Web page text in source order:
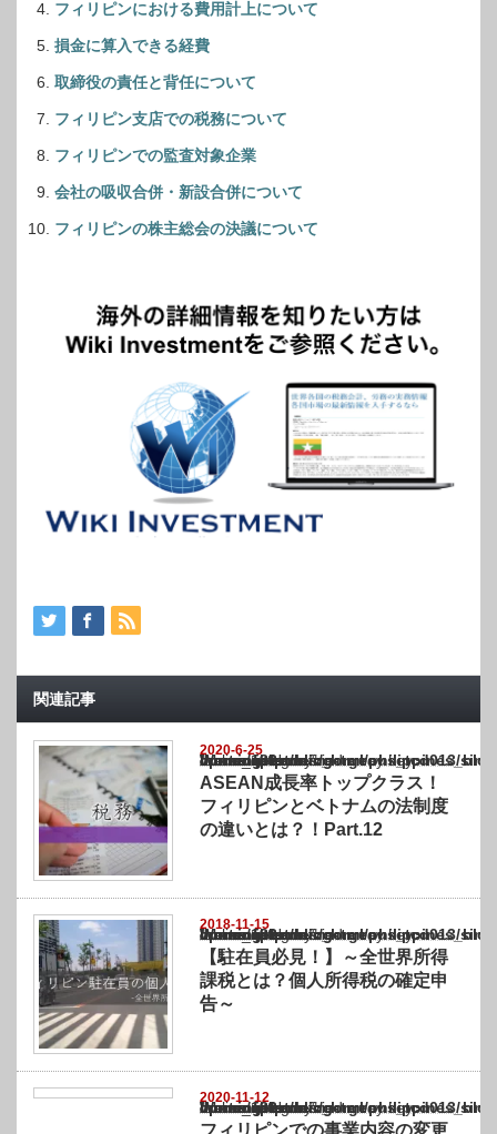
フィリピンにおける費用計上について
損金に算入できる経費
取締役の責任と背任について
フィリピン支店での税務について
フィリピンでの監査対象企業
会社の吸収合併・新設合併について
フィリピンの株主総会の決議について
関連記事
2020-6-25
Warning
: Undefined array key "show_category" in
/home/netst/kuno-cpa.co.jp/public_html/philippines_blog/wp-content/themes/
on line183
ASEAN成長率トップクラス！
フィリピンとベトナムの法制度
の違いとは？！Part.12
2018-11-15
Warning
: Undefined array key "show_category" in
/home/netst/kuno-cpa.co.jp/public_html/philippines_blog/wp-content/themes/
on line183
【駐在員必見！】～全世界所得
課税とは？個人所得税の確定申
告～
2020-11-12
Warning
: Undefined array key "show_category" in
/home/netst/kuno-cpa.co.jp/public_html/philippines_blog/wp-content/themes/
on line183
フィリピンでの事業内容の変更